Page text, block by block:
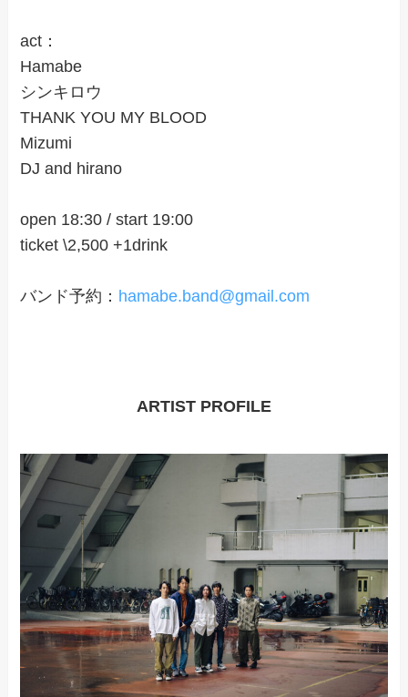
act：
Hamabe
シンキロウ
THANK YOU MY BLOOD
Mizumi
DJ and hirano
open 18:30 / start 19:00
ticket \2,500 +1drink
バンド予約： hamabe.band@gmail.com
ARTIST PROFILE